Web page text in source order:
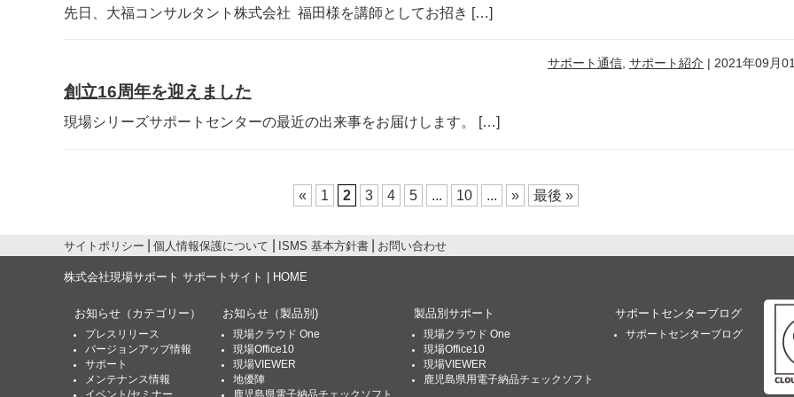
先日、大福コンサルタント株式会社 福田様を講師としてお招き […]
サポート通信, サポート紹介 | 2021年09月
創立16周年を迎えました
現場シリーズサポートセンターの最近の出来事をお届けします。 […]
« 1 2 3 4 5 ... 10 ... » 最後 »
サイトポリシー 個人情報保護について ISMS 基本方針書 お問い合わせ
株式会社現場サポート サポートサイト | HOME
お知らせ （カテゴリー）
プレスリリース
バージョンアップ情報
サポート
メンテナンス情報
イベント/セミナー
お知らせ （製品別)
現場クラウド One
現場Office10
現場VIEWER
地優陣
鹿児島県電子納品チェックソフト
製品別サポート
現場クラウド One
現場Office10
現場VIEWER
鹿児島県用電子納品チェックソフト
サポートセンターブログ
サポートセンターブログ